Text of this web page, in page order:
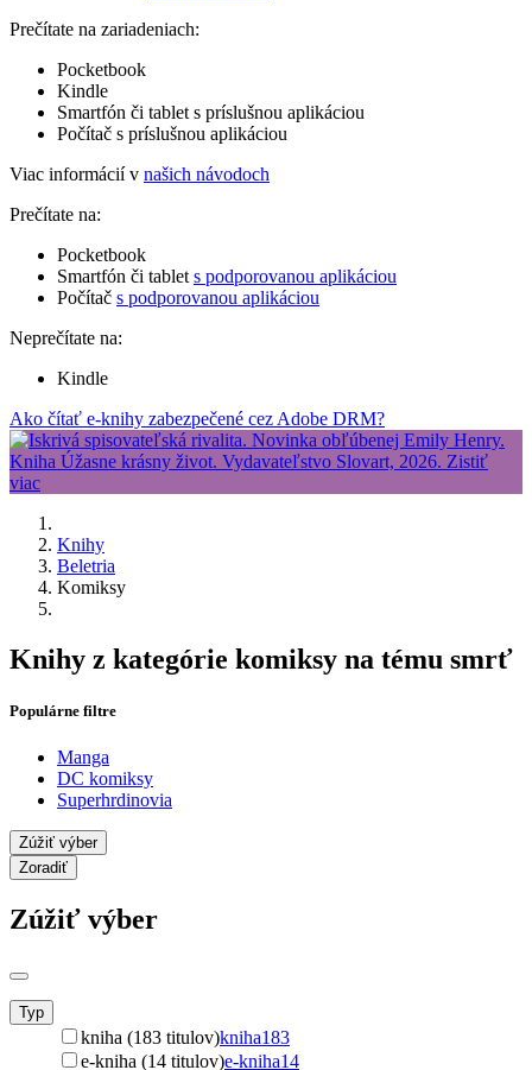
Prečítate na zariadeniach:
Pocketbook
Kindle
Smartfón či tablet s príslušnou aplikáciou
Počítač s príslušnou aplikáciou
Viac informácií v našich návodoch
Prečítate na:
Pocketbook
Smartfón či tablet s podporovanou aplikáciou
Počítač s podporovanou aplikáciou
Neprečítate na:
Kindle
Ako čítať e-knihy zabezpečené cez Adobe DRM?
Knihy
Beletria
Komiksy
Knihy z kategórie komiksy na tému smrť
Populárne filtre
Manga
DC komiksy
Superhrdinovia
Zúžiť výber
Zoradiť
Zúžiť výber
Typ
kniha (183 titulov)kniha183
e-kniha (14 titulov)e-kniha14